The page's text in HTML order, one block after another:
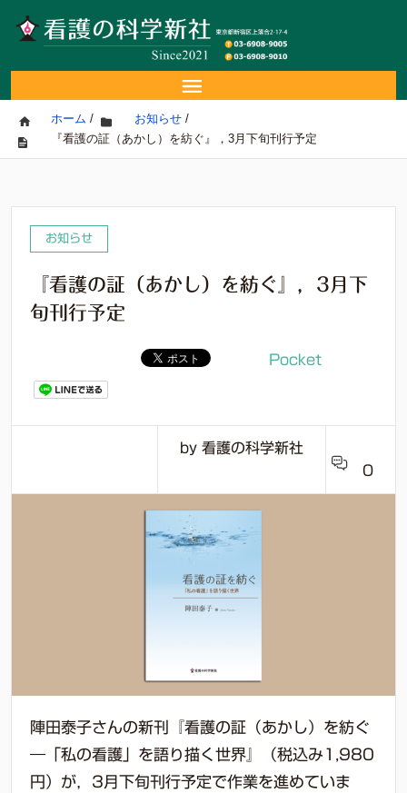
ホーム / お知らせ/
『看護の証（あかし）を紡ぐ』，3月下旬刊行予定
お知らせ
『看護の証（あかし）を紡ぐ』，3月下
旬刊行予定
Pocket
by 看護の科学新社
0
陣田泰子さんの新刊『看護の証（あかし）を紡ぐ
―「私の看護」を語り描く世界』（税込み1,980
円）が，3月下旬刊行予定で作業を進めていま